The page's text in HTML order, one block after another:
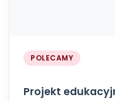
POLECAMY
Projekt